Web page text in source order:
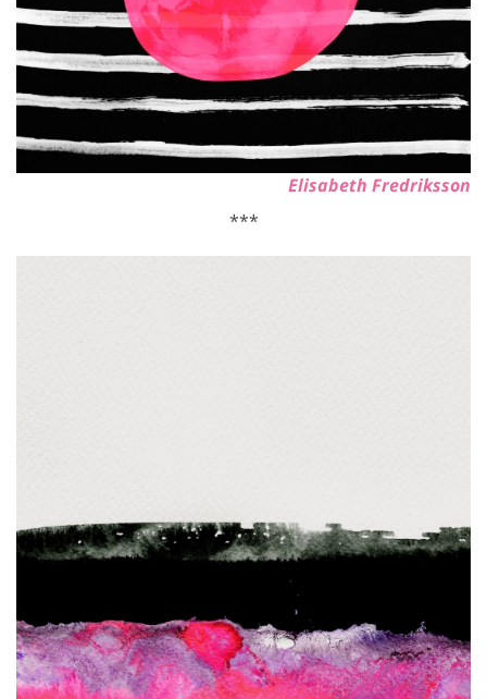
Elisabeth Fredriksson
***